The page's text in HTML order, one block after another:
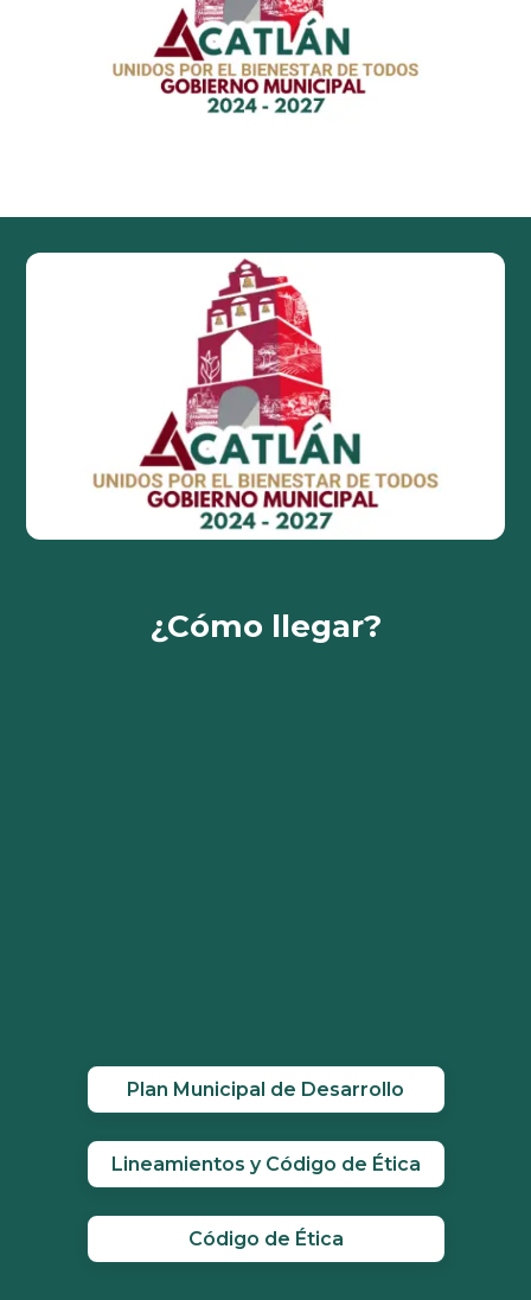
¿Cómo llegar?
Plan Municipal de Desarrollo
Lineamientos y Código de Ética
Código de Ética